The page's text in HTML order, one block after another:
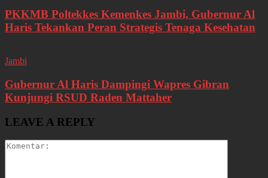
PKKMB Poltekkes Kemenkes Jambi, Gubernur Al
Haris Tekankan Peran Strategis Tenaga Kesehatan
Jambi
Gubernur Al Haris Dampingi Wapres Gibran
Kunjungi RSUD Raden Mattaher
LEAVE A REPLY